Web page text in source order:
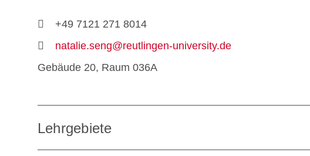
+49 7121 271 8014
natalie.seng@reutlingen-university.de
Gebäude 20, Raum 036A
Lehrgebiete